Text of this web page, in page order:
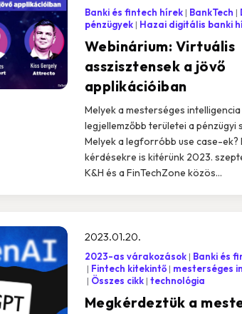
Webinárium: Virtuális
asszisztensek a jövő
applikációiban
Banki és fintech hírek BankTech
pénzügyek
Hazai digitális banki
Melyek a mesterséges
legjellemzőbb területei a pénzügyi
Melyek a legforróbb use case-ek?
kérdésekre is kitérünk 2023.
K&H és a FinTechZone közös...
Megkérdeztük a
2023.01.20.
2023-as várakozások
Banki és
Fintech kitekintő
mesterséges
Összes cikk technológia